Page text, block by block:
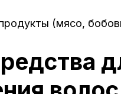
(мясо,